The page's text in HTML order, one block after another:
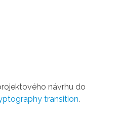
návrhu do
transition.